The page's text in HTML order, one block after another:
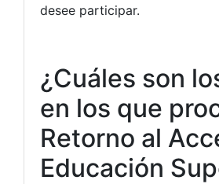
desee participar.
¿Cuáles son
en los que
Retorno al
Educación